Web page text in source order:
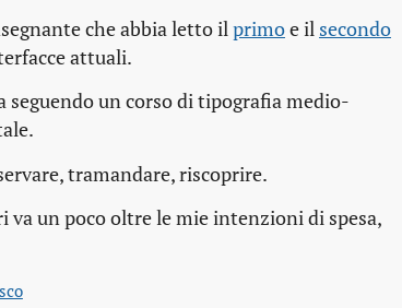
che abbia letto ilprimoe il secondo
attuali.
un corso di tipografia medio-
tramandare, riscoprire.
va un poco oltre le mie intenzioni di spesa,